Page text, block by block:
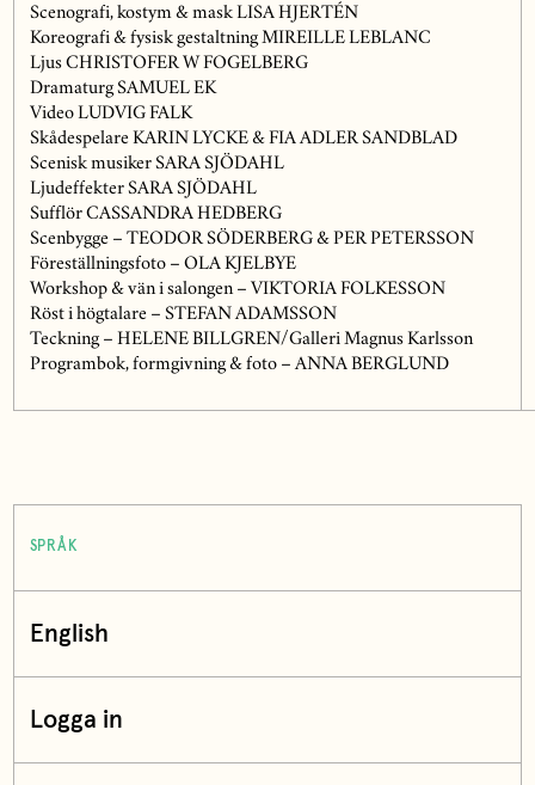
Scenografi, kostym & mask LISA HJERTÉN
Koreografi & fysisk gestaltning MIREILLE LEBLANC
Ljus CHRISTOFER W FOGELBERG
Dramaturg SAMUEL EK
Video LUDVIG FALK
Skådespelare KARIN LYCKE & FIA ADLER SANDBLAD
Scenisk musiker SARA SJÖDAHL
Ljudeffekter SARA SJÖDAHL
Sufflör CASSANDRA HEDBERG
Scenbygge – TEODOR SÖDERBERG & PER PETERSSON
Föreställningsfoto – OLA KJELBYE
Workshop & vän i salongen – VIKTORIA FOLKESSON
Röst i högtalare – STEFAN ADAMSSON
Teckning – HELENE BILLGREN/Galleri Magnus Karlsson
Programbok, formgivning & foto – ANNA BERGLUND
SPRÅK
English
Logga in